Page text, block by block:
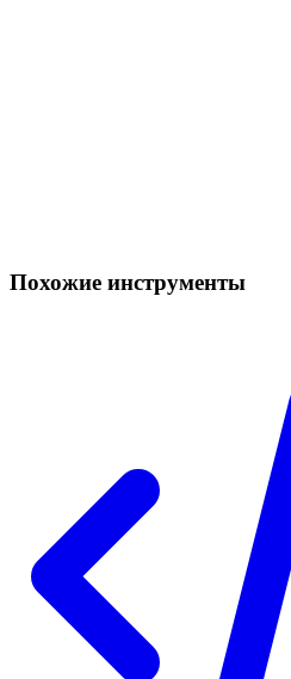
Похожие инструменты